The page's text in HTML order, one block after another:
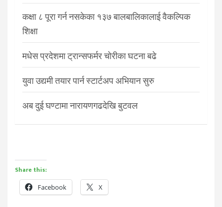
कक्षा ८ पूरा गर्न नसकेका १३७ बालबालिकालाई वैकल्पिक
शिक्षा
मधेस प्रदेशमा ट्रान्सफर्मर चोरीका घटना बढे
युवा उद्यमी तयार पार्न स्टार्टअप अभियान सुरु
अब दुई घण्टामा नारायणगढदेखि बुटवल
Share this:
Facebook X